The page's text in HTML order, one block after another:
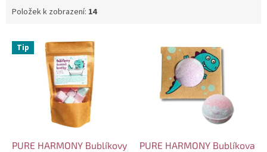
Položek k zobrazení: 14
V Tip
PURE HARMONY Bublíkovy
PURE HARMONY Bublíkova